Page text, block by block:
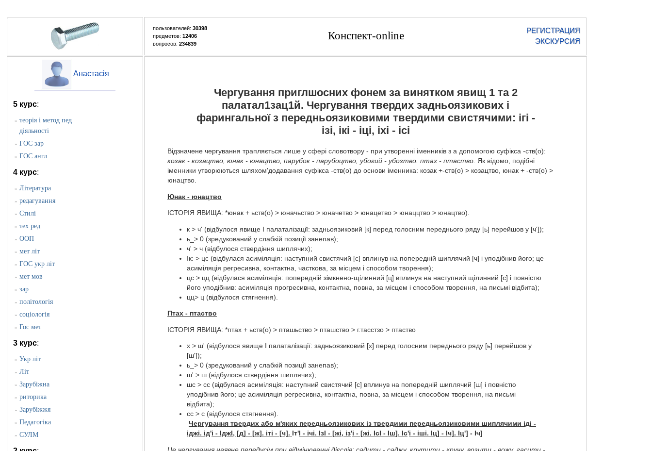
пользователей: 30398
предметов: 12406
вопросов: 234839
Конспект-online
РЕГИСТРАЦИЯ
ЭКСКУРСИЯ
Анастасія
5 курс:
» теорія і метод пед
діяльності
» ГОС зар
» ГОС англ
4 курс:
» Література
» редагування
» Стилі
» тех ред
» ООП
» мет літ
» ГОС укр літ
» мет мов
» зар
» політологія
» соціологія
» Гос мет
3 курс:
» Укр літ
» Літ
» Зарубіжна
» риторика
» Зарубіжжя
» Педагогіка
» СУЛМ
Чергування приглшосних фонем за винятком явищ 1 та 2
палатал1зац1й. Чергування твердих задньоязикових і
фарингальної з передньоязиковими твердими свистячими: ігі -
ізі, ікі - іці, іхі - ісі
Відзначене чергування трапляється лише у сфері словотвору - при утворенні іменників з а допомогою суфікса -ств(о):
козак - козацтво, юнак - юнацтво, парубок - парубоцтво, убогий - убозтво. птах - птаство. Як відомо, подібні
іменники утворюються шляхом'додавання суфікса -ств(о) до основи іменника: козак +-ств(о) > козацтво, юнак + -ств(о) >
юнацтво.
Юнак - юнацтво
ІСТОРІЯ ЯВИЩА: *юнак + ьств(о) > юначьство > юначетво > юнацетво > юнаццтво > юнацтво).
к > ч' (відбулося явище І палаталізації: задньоязиковий [к] перед голосним переднього ряду [ь] перейшов у [ч']);
ь_> 0 (зредукований у слабкій позиції занепав);
ч' > ч (відбулося ствердіння шиплячих);
Ік: > цс (відбулася асиміляція: наступний свистячий [с] вплинув на попередній шиплячий [ч] і уподібнив його; це
асиміляція регресивна, контактна, часткова, за місцем і способом творення);
цс > цц (відбулася асиміляція: попередній зімкнено-щілинний [ц] вплинув на наступний щілинний [с] і повністю
його уподібнив: асиміляція прогресивна, контактна, повна, за місцем і способом творення, на письмі відбита);
цц> ц (відбулося стягнення).
Птах - птаство
ІСТОРІЯ ЯВИЩА: *птах + ьств(о) > пташьство > пташство > г.тасстзо > птаство
х > ш' (відбулося явище І палаталізації: задньоязиковий [х] перед голосним переднього ряду [ь] перейшов у
[ш']);
ь_> 0 (зредукований у слабкій позиції занепав);
ш' > ш (відбулося ствердіння шиплячих);
шс > сс (відбулася асиміляція: наступний свистячий [с] вплинув на попередній шиплячий [ш] і повністю
уподібнив його; це асиміляція регресивна, контактна, повна, за місцем і способом творення, на письмі
відбита);
сс > с (відбулося стягнення).
Чергування твердих або м'яких передньоязикових із твердими передньоязиковими шиплячими іді -
іджі. ід'і - ІджІ, [д] - [ж]. іті - [ч]. Іт'І - ічі. ІзІ - [жі, із'і - [жі. ІсІ - Іш]. Іс'і - іші. Іц] - Іч]. Іц'] - Іч]